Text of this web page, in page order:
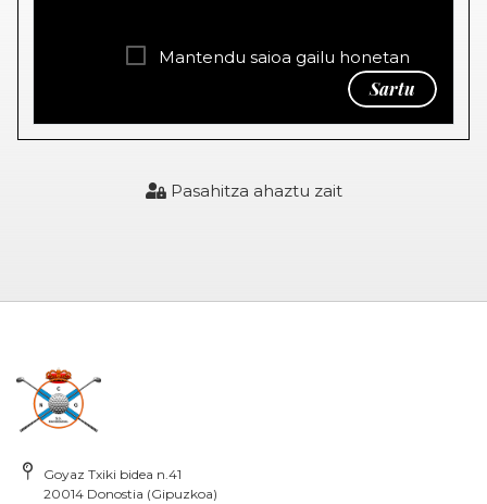
Mantendu saioa gailu honetan
Sartu
Pasahitza ahaztu zait
Goyaz Txiki bidea n.41
20014 Donostia (Gipuzkoa)